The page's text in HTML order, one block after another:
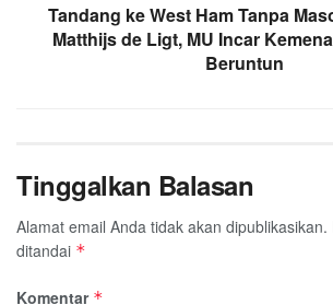
Tandang ke West Ham Tanpa
Matthijs de Ligt, MU Incar
Beruntun
Tinggalkan Balasan
Alamat email Anda tidak akan dipublikasikan.
ditandai *
Komentar *